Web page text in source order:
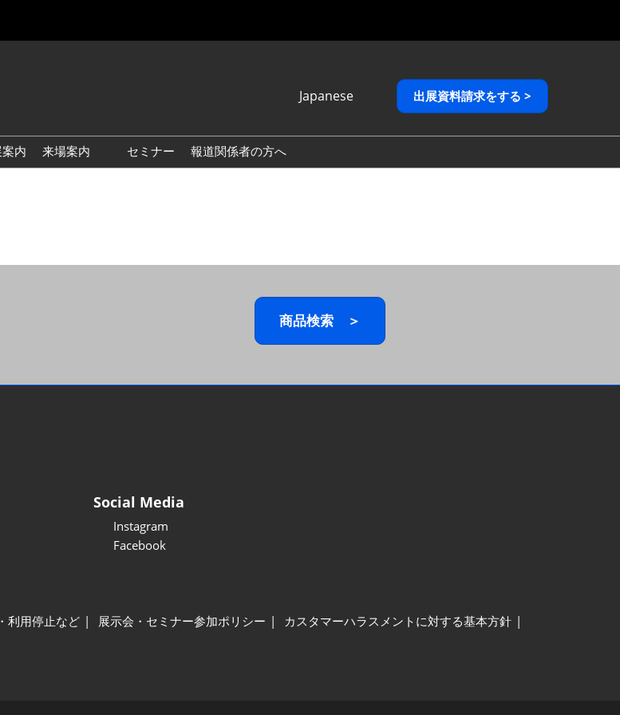
Japanese
English
繁體中文
出展資料請求をする >
内
来場案内
セミナー 報道関係者の方へ
商品検索 ＞
Social Media
Instagram
Facebook
利用停止など 展示会・セミナー参加ポリシー
カスタマーハラスメントに対する基本方針